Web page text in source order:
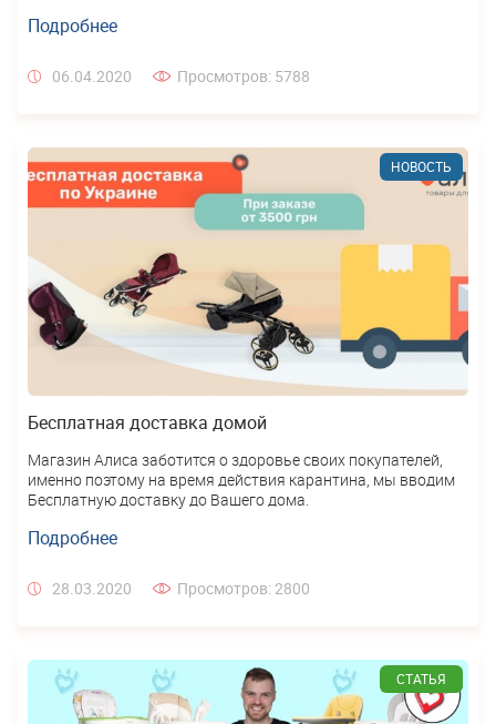
Подробнее
06.04.2020 Просмотров: 5788
НОВОСТЬ
Бесплатная доставка домой
Магазин Алиса заботится о здоровье своих покупателей,
именно поэтому на время действия карантина, мы вводим
Бесплатную доставку до Вашего дома.
Подробнее
28.03.2020 Просмотров: 2800
СТАТЬЯ